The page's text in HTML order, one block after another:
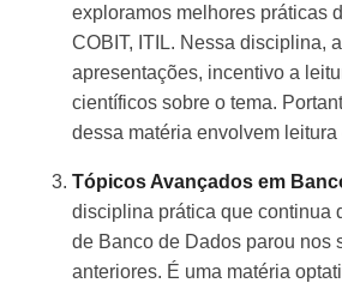
exploramos melhores práticas
COBIT, ITIL. Nessa disciplina,
apresentações, incentivo a
científicos sobre o tema.
dessa matéria envolvem leitura
Tópicos Avançados em
disciplina prática que continua
de Banco de Dados parou nos
anteriores. É uma matéria